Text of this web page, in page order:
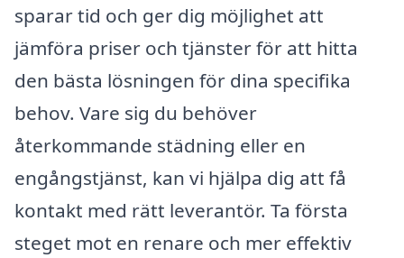
sparar tid och ger dig möjlighet att
jämföra priser och tjänster för att hitta
den bästa lösningen för dina specifika
behov. Vare sig du behöver
återkommande städning eller en
engångstjänst, kan vi hjälpa dig att få
kontakt med rätt leverantör. Ta första
steget mot en renare och mer effektiv